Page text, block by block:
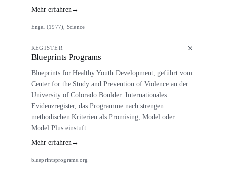
Mehr erfahren→
Engel (1977), Science
REGISTER
Blueprints Programs
Blueprints for Healthy Youth Development, geführt vom
Center for the Study and Prevention of Violence an der
University of Colorado Boulder. Internationales
Evidenzregister, das Programme nach strengen
methodischen Kriterien als Promising, Model oder
Model Plus einstuft.
Mehr erfahren →
blueprintsprograms.org